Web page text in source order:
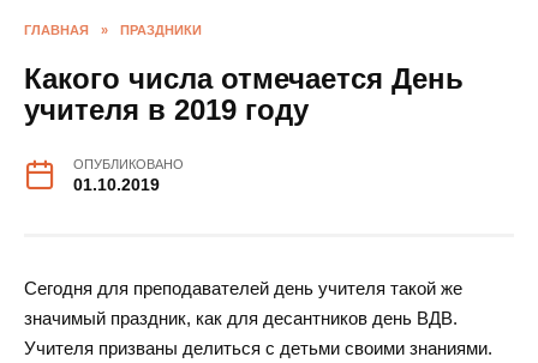
ГЛАВНАЯ » ПРАЗДНИКИ
Какого числа отмечается День
учителя в 2019 году
ОПУБЛИКОВАНО
01.10.2019
Сегодня для преподавателей день учителя такой же
значимый праздник, как для десантников день ВДВ.
Учителя призваны делиться с детьми своими знаниями.